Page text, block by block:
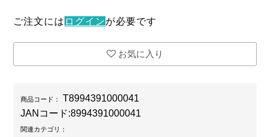
ご注文には ログインが必要です
お気に入り
商品コード：
T8994391000041
JANコード:8994391000041
関連カテゴリ：